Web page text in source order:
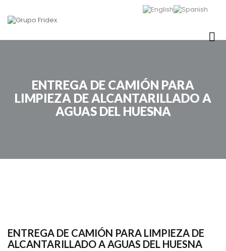
ENTREGA DE CAMIÓN PARA
LIMPIEZA DE ALCANTARILLADO A
AGUAS DEL HUESNA
ENTREGA DE CAMIÓN PARA LIMPIEZA DE
ALCANTARILLADO A AGUAS DEL HUESNA